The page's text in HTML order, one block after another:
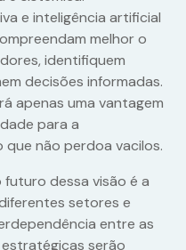
e inteligência artificial
melhor o
identifiquem
decisões informadas.
apenas uma vantagem
para a
que não perdoa vacilos.
dessa visão é a
setores e
entre as
serão